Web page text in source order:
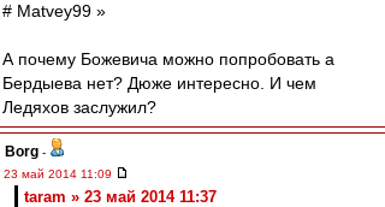
# Matvey99 »
А почему Божевича можно попробовать а
Бердыева нет? Дюже интересно. И чем
Ледяхов заслужил?
Borg -
23 май 2014 11:09
taram » 23 май 2014 11:37